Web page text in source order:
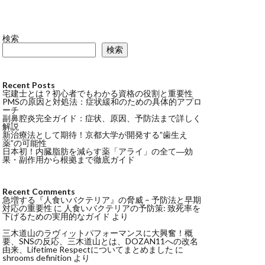
検索
検索
Recent Posts
宅建士とは？初心者でもわかる資格の役割と重要性
PMSの原因と対処法：症状緩和のための具体的アプロ
ーチ
副鼻腔炎完全ガイド：症状、原因、予防法まで詳しく
解説
新治療法として期待！京都大学が開発する”歯生え
薬”の可能性
日本初！内臓脂肪を減らす薬「アライ」の全て―効
果・副作用から根拠まで徹底ガイド
Recent Comments
急増する『人食いバクテリア』の脅威 – 予防法と早期
対応の重要性 に 人食いバクテリアの予防策: 致死率を
下げるための実用的なガイド より
三木道山のラヴィットパフォーマンスに大興奮！概
要、SNSの反応、三木道山とは、DOZAN11への改名
由来、Lifetime Respectについてまとめました に
shrooms definition より